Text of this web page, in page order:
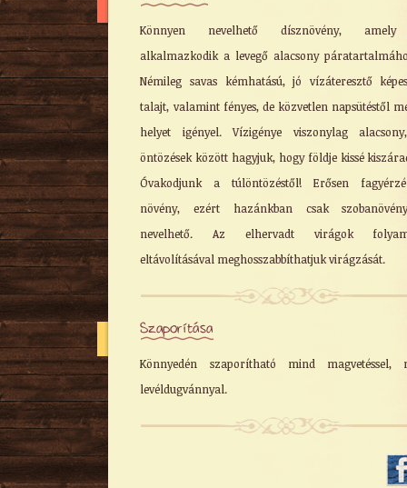
Könnyen nevelhető dísznövény,
alkalmazkodik a levegő alacsony
Némileg savas kémhatású, jó vízáteresztő
talajt, valamint fényes, de közvetlen napsütéstől
helyet igényel. Vízigénye viszonylag
öntözések között hagyjuk, hogy földje kissé
Óvakodjunk a túlöntözéstől! Erősen
növény, ezért hazánkban csak
nevelhető. Az elhervadt virágok
eltávolításával meghosszabbíthatjuk virágzását.
Szaporítása
Könnyedén szaporítható mind magvetéssel,
levéldugvánnyal.